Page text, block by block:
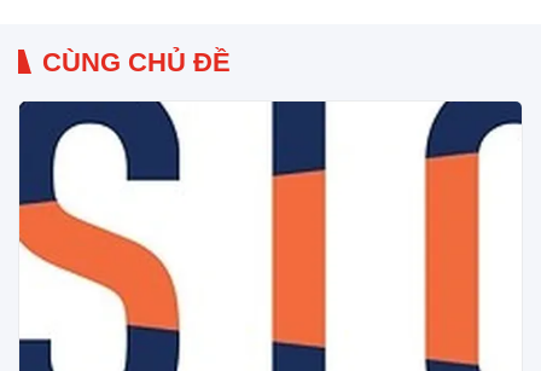
CÙNG CHỦ ĐỀ